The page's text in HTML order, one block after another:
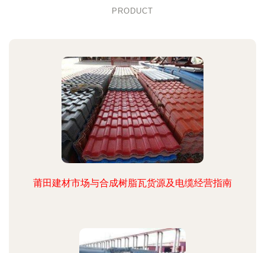
PRODUCT
莆田建材市场与合成树脂瓦货源及电缆经营指南